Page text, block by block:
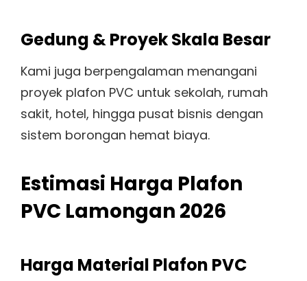
Gedung & Proyek Skala Besar
Kami juga berpengalaman menangani
proyek plafon PVC untuk sekolah, rumah
sakit, hotel, hingga pusat bisnis dengan
sistem borongan hemat biaya.
Estimasi Harga Plafon
PVC Lamongan 2026
Harga Material Plafon PVC